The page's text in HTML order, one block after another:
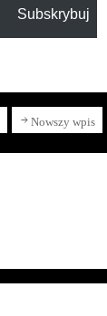
Subskrybuj
Nowszy wpis